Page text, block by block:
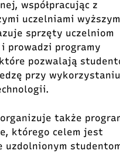
współpracując z
uczelniami
sprzęty uczelniom
prowadzi programy
pozwalają
przy wykorzystaniu
także
którego celem jest
uzdolnionym